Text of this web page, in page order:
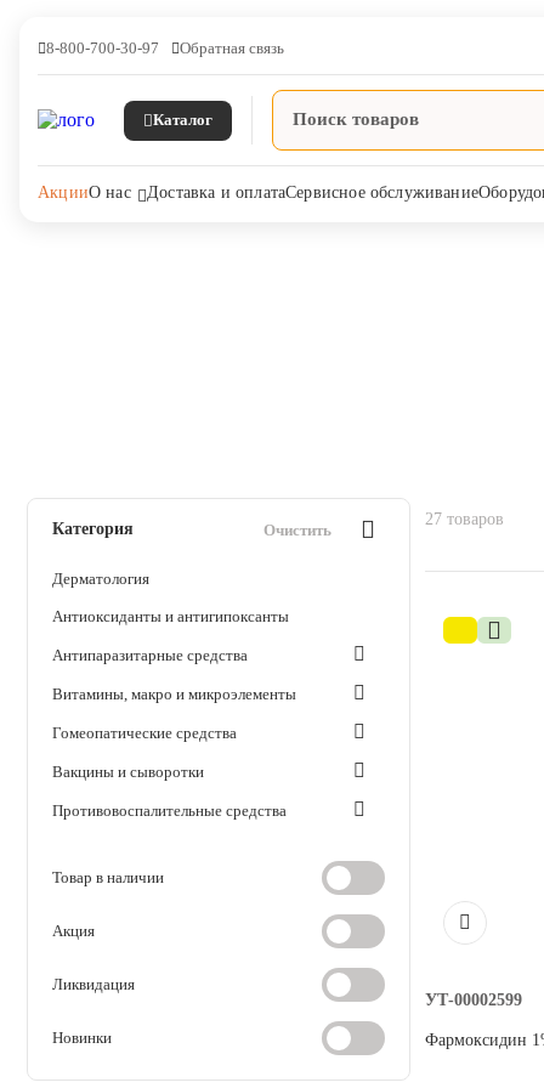
8-800-700-30-97 Обратная связь
Каталог
АкцииО нас Доставка и оплатаСервисное обслуживание
Дезинфекция, дератизация,
Расходные материалы
Хирургические инструменты
Категория Очистить
Дерматология
Антиоксиданты и антигипоксанты
Антипаразитарные средства
Витамины, макро и микроэлементы
Гомеопатические средства
Вакцины и сыворотки
Противовоспалительные средства
Лечение опорно-двигательного аппарата
Лечение репродуктивного тракта,
синхронизация
Средства, влияющие на ЦНС
Товар в наличии
Акция
Ликвидация
Новинки
27 товаров
УТ-00002599
Фармоксидин